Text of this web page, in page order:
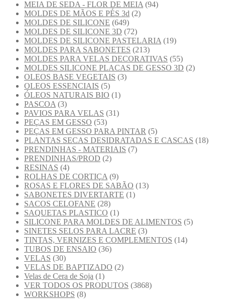
MEIA DE SEDA - FLOR DE MEIA (94)
MOLDES DE MÃOS E PÉS 3d (2)
MOLDES DE SILICONE (649)
MOLDES DE SILICONE 3D (72)
MOLDES DE SILICONE PASTELARIA (19)
MOLDES PARA SABONETES (213)
MOLDES PARA VELAS DECORATIVAS (55)
MOLDES SILICONE PLACAS DE GESSO 3D (2)
OLEOS BASE VEGETAIS (3)
OLEOS ESSENCIAIS (5)
ÓLEOS NATURAIS BIO (1)
PASCOA (3)
PAVIOS PARA VELAS (31)
PEÇAS EM GESSO (53)
PEÇAS EM GESSO PARA PINTAR (5)
PLANTAS SECAS DESIDRATADAS E CASCAS (18)
PRENDINHAS - MATERIAIS (7)
PRENDINHAS/PROD (2)
RESINAS (4)
ROLHAS DE CORTIÇA (9)
ROSAS E FLORES DE SABÃO (13)
SABONETES DIVERTARTE (1)
SACOS CELOFANE (28)
SAQUETAS PLASTICO (1)
SILICONE PARA MOLDES DE ALIMENTOS (5)
SINETES SELOS PARA LACRE (3)
TINTAS, VERNIZES E COMPLEMENTOS (14)
TUBOS DE ENSAIO (36)
VELAS (30)
VELAS DE BAPTIZADO (2)
Velas de Cera de Soja (1)
VER TODOS OS PRODUTOS (3868)
WORKSHOPS (8)